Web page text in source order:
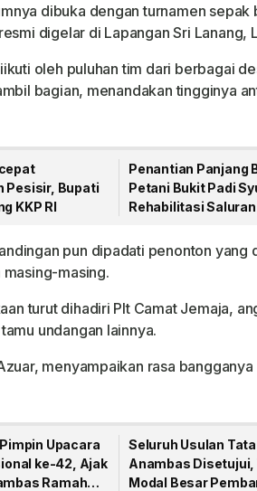
dibuka dengan turnamen
digelar di Lapangan Sri Lanang,
oleh puluhan tim dari berbagai
bagian, menandakan tingginya
Pesisir, Bupati
KKP RI
Penantian Panjang
Petani Bukit Padi
Rehabilitasi
pun dipadati penonton
masing.
turut dihadiri Plt Camat Jemaja,
undangan lainnya.
menyampaikan rasa
Upacara
ke-42, Ajak
Ramah
Seluruh Usulan
Anambas Disetujui,
Modal Besar